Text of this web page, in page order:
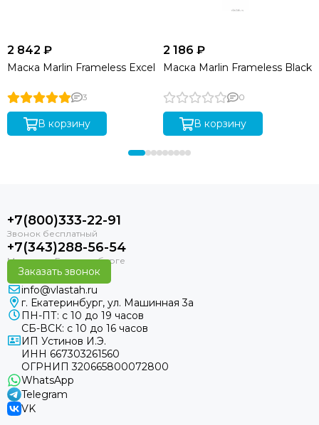
2 842 ₽
Маска Marlin Frameless Excel
3
В корзину
2 186 ₽
Маска Marlin Frameless Black
0
В корзину
+7(800)333-22-91
+7(343)288-56-54
Заказать звонок
info@vlastah.ru
г. Екатеринбург, ул. Машинная 3а
ПН-ПТ: с 10 до 19 часов
СБ-ВСК: с 10 до 16 часов
ИП Устинов И.Э.
ИНН 667303261560
ОГРНИП 320665800072800
WhatsApp
Telegram
VK